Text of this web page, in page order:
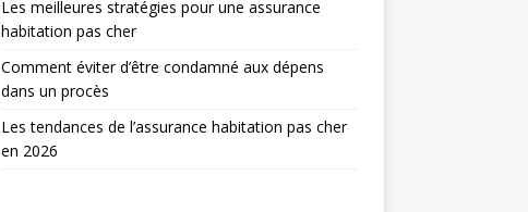
Les meilleures stratégies pour une assurance
habitation pas cher
Comment éviter d’être condamné aux dépens
dans un procès
Les tendances de l’assurance habitation pas cher
en 2026